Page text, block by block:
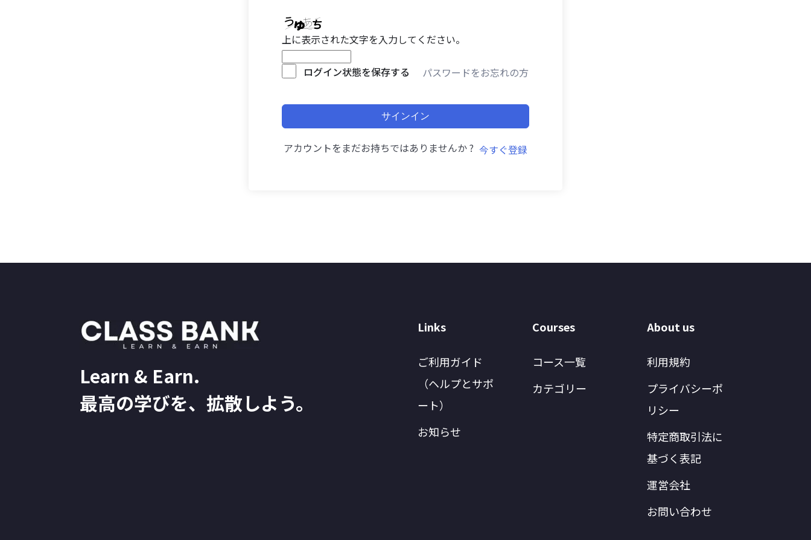
上に表示された文字を入力してください。
ログイン状態を保存する パスワードをお忘れの方
サインイン
アカウントをまだお持ちではありませんか ? 今すぐ登録
Learn & Earn.
最高の学びを、拡散しよう。
Links
ご利用ガイド
（ヘルプとサポ
ート）
お知らせ
Courses
コース一覧
カテゴリー
About us
利用規約
プライバシーポ
リシー
特定商取引法に
基づく表記
運営会社
お問い合わせ